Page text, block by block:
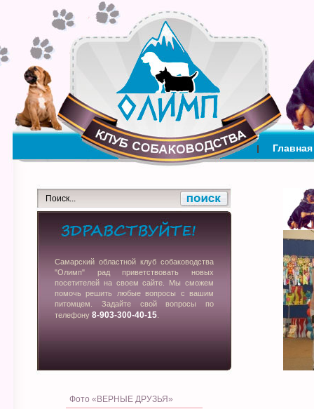
Главная
Самарский областной клуб собаководства
"Олимп" рад приветствовать новых
посетителей на своем сайте. Мы сможем
помочь решить любые вопросы с вашим
питомцем. Задайте свой вопросы по
телефону 8-903-300-40-15
Фото «ВЕРНЫЕ ДРУЗЬЯ»